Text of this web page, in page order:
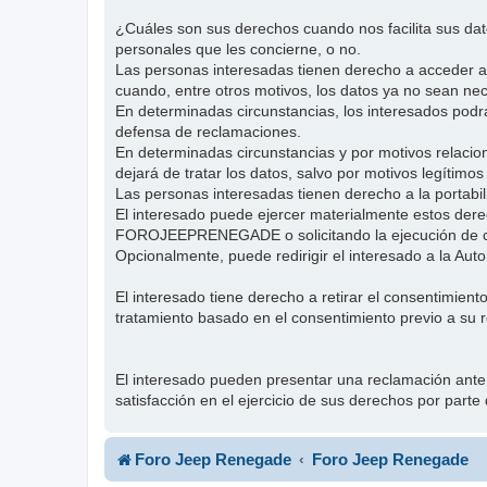
¿Cuáles son sus derechos cuando nos facilita sus
personales que les concierne, o no.
Las personas interesadas tienen derecho a acceder
cuando, entre otros motivos, los datos ya no sean
En determinadas circunstancias, los interesados
defensa de reclamaciones.
En determinadas circunstancias y por motivos
dejará de tratar los datos, salvo por motivos
Las personas interesadas tienen derecho a la
El interesado puede ejercer materialmente estos
FOROJEEPRENEGADE o solicitando la ejecución
Opcionalmente, puede redirigir el interesado a la
El interesado tiene derecho a retirar el
tratamiento basado en el consentimiento previo a su
El interesado pueden presentar una reclamación
satisfacción en el ejercicio de sus derechos por parte
Foro Jeep Renegade Foro Jeep Renegade